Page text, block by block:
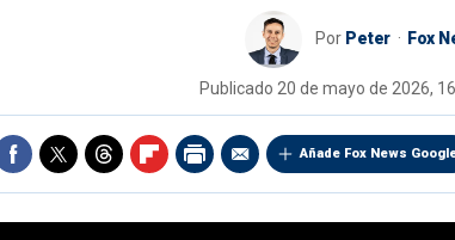
Por Peter Fox
Publicado 20 de mayo de 2026,
Añade Fox News